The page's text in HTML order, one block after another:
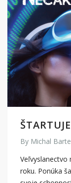
By Michal
Veľvyslanectvo
roku. Ponúka